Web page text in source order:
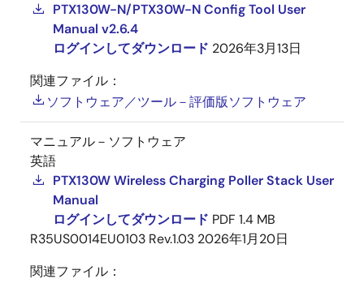
PTX130W-N/PTX30W-N Config Tool User
Manual v2.6.4
ログインしてダウンロード 2026年3月13日
関連ファイル：
ソフトウェア／ツール－評価版ソフトウェア
マニュアル－ソフトウェア
英語
PTX130W Wireless Charging Poller Stack User
Manual
ログインしてダウンロード PDF 1.4 MB
R35US0014EU0103 Rev.1.03 2026年1月20日
関連ファイル：